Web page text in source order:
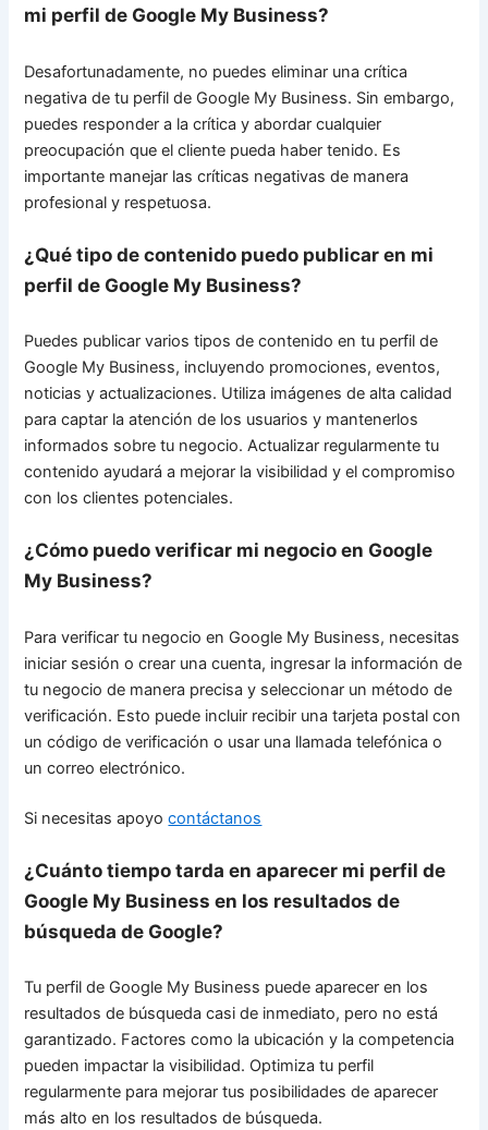
mi perfil de Google My Business?
Desafortunadamente, no puedes eliminar una crítica
negativa de tu perfil de Google My Business. Sin embargo,
puedes responder a la crítica y abordar cualquier
preocupación que el cliente pueda haber tenido. Es
importante manejar las críticas negativas de manera
profesional y respetuosa.
¿Qué tipo de contenido puedo publicar en mi
perfil de Google My Business?
Puedes publicar varios tipos de contenido en tu perfil de
Google My Business, incluyendo promociones, eventos,
noticias y actualizaciones. Utiliza imágenes de alta calidad
para captar la atención de los usuarios y mantenerlos
informados sobre tu negocio. Actualizar regularmente tu
contenido ayudará a mejorar la visibilidad y el compromiso
con los clientes potenciales.
¿Cómo puedo verificar mi negocio en Google
My Business?
Para verificar tu negocio en Google My Business, necesitas
iniciar sesión o crear una cuenta, ingresar la información de
tu negocio de manera precisa y seleccionar un método de
verificación. Esto puede incluir recibir una tarjeta postal con
un código de verificación o usar una llamada telefónica o
un correo electrónico.
Si necesitas apoyocontáctanos
¿Cuánto tiempo tarda en aparecer mi perfil de
Google My Business en los resultados de
búsqueda de Google?
Tu perfil de Google My Business puede aparecer en los
resultados de búsqueda casi de inmediato, pero no está
garantizado. Factores como la ubicación y la competencia
pueden impactar la visibilidad. Optimiza tu perfil
regularmente para mejorar tus posibilidades de aparecer
más alto en los resultados de búsqueda.